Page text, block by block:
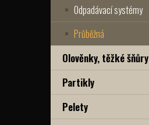
Odpadávací systémy
Průběžná
Olověnky, těžké šňůry
Partikly
Pelety